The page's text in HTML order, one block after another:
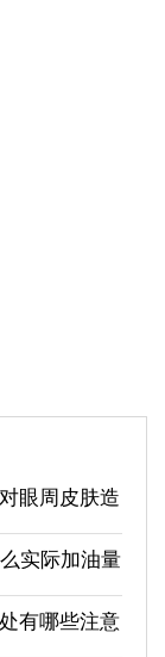
眼周皮肤造
实际加油量
有哪些注意